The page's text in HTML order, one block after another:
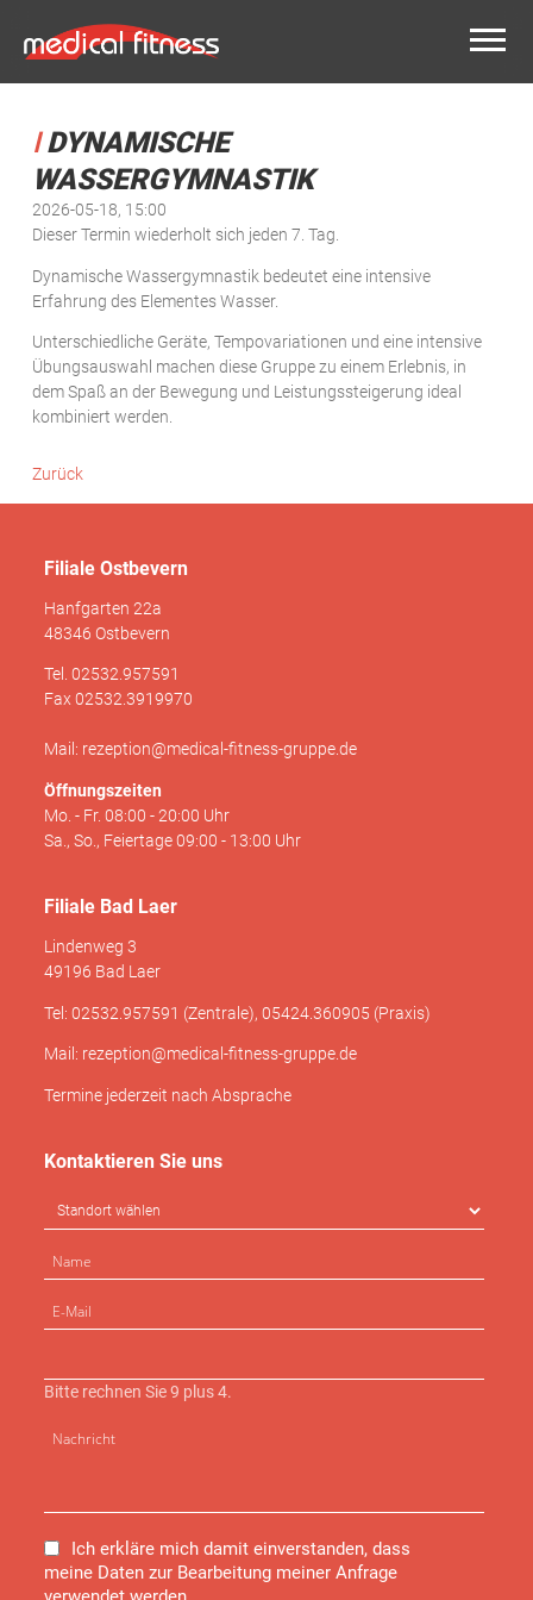
DYNAMISCHE
WASSERGYMNASTIK
2026-05-18, 15:00
Dieser Termin wiederholt sich jeden 7. Tag.
Dynamische Wassergymnastik bedeutet eine intensive
Erfahrung des Elementes Wasser.
Unterschiedliche Geräte, Tempovariationen und eine intensive
Übungsauswahl machen diese Gruppe zu einem Erlebnis, in
dem Spaß an der Bewegung und Leistungssteigerung ideal
kombiniert werden.
Zurück
Filiale Ostbevern
Hanfgarten 22a
48346 Ostbevern
Tel. 02532.957591
Fax 02532.3919970
Mail: rezeption@medical-fitness-gruppe.de
Öffnungszeiten
Mo. - Fr. 08:00 - 20:00 Uhr
Sa., So., Feiertage 09:00 - 13:00 Uhr
Filiale Bad Laer
Lindenweg 3
49196 Bad Laer
Tel: 02532.957591 (Zentrale), 05424.360905 (Praxis)
Mail: rezeption@medical-fitness-gruppe.de
Termine jederzeit nach Absprache
Kontaktieren Sie uns
Bitte rechnen Sie 9 plus 4.
Ich erkläre mich damit einverstanden, dass
meine Daten zur Bearbeitung meiner Anfrage